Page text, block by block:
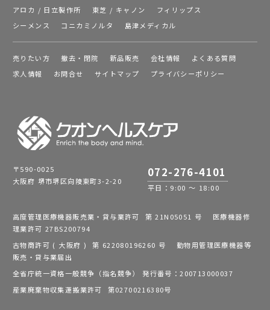
アロカ / 日立製作所
東芝 / キャノン
フィリップス
シーメンス
コニカミノルタ 島津メディカル
売りたい方 撤去・閉院 新品販売 会社情報
よくある質問
求人情報
お問合せ サイトマップ プライバシーポリシー
〒590-0025
大阪府 堺市堺区向陵東町3-2-20
072-276-4101
平日：9:00 ～ 18:00
高度管理医療機器販売業・貸与業許可 第 21N05051 号 医療機器修
理業許可 27BS200794
古物商許可 ( 大阪府 ) 第 622080196260 号 動物用管理医療機器等
販売・貸与業届出
全省庁統一資格一般競争（指名競争） 発行番号：200713000037
産業廃棄物収集運搬業許可 第02700216380号